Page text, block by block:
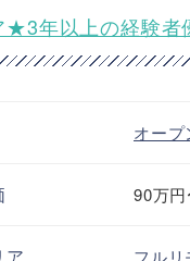
★3年以上の経験者
オー
90万
フルリ